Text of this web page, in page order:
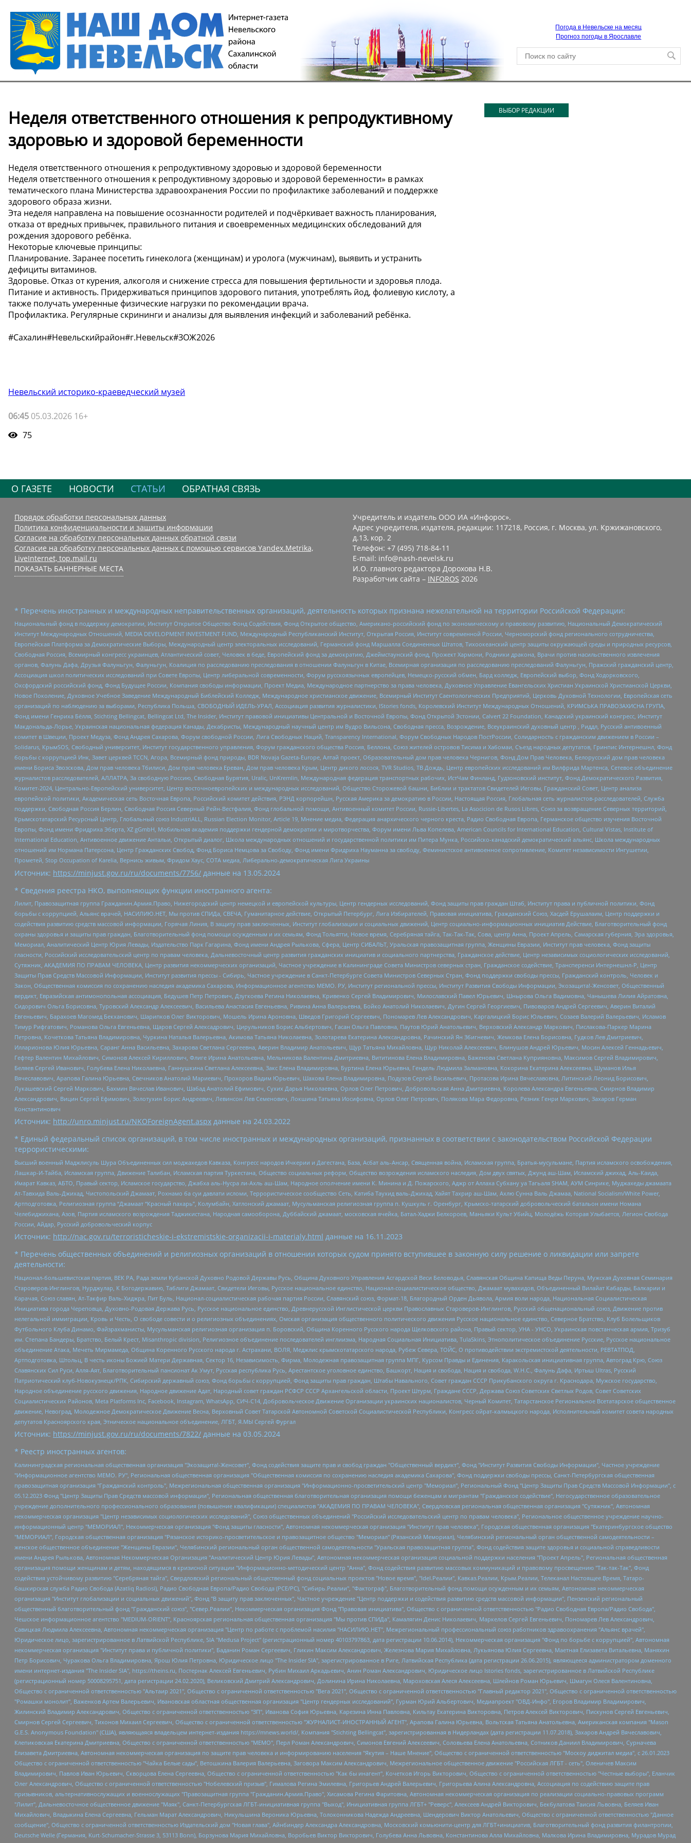
Погода в Невельске на месяц
Прогноз погоды в Ярославле
Неделя ответственного отношения к репродуктивному
здоровью и здоровой беременности
Неделя ответственного отношения к репродуктивному здоровью и здоровой беременности
Неделя ответственного отношения к репродуктивному здоровью и здоровой беременности» в рамках
тематического плана Министерства здравоохранения России по профилактике заболеваний и поддержке
здорового образа жизни.
Эта неделя направлена на повышение осознанности родителей и подчёркивает важность планирования,
отказа от вредных привычек, правильного питания и своевременных медицинских обследований для
рождения здорового ребёнка.
Некоторые ключевые принципы:
Планирование. Заранее посетить гинеколога (женщинам) и уролога (мужчинам), выявить и устранить
дефициты витаминов.
Здоровье. Отказ от курения, алкоголя и снижение стресса для повышения фертильности и здоровья плода.
Питание и активность. Придерживаться принципов здорового питания, употреблять йод, фолиевую кислоту, а
также получать умеренные физические нагрузки по рекомендации врача.
Профилактика. Регулярные скрининги и анализы для выявления инфекций и заболеваний ребёнка.
#Сахалин#Невельскийрайон#г.Невельск#ЗОЖ2026
Невельский историко-краеведческий музей
06:45 05.03.2026 16+
75
ВЫБОР РЕДАКЦИИ
О ГАЗЕТЕ НОВОСТИ СТАТЬИ ОБРАТНАЯ СВЯЗЬ
Порядок обработки персональных данных
Политика конфиденциальности и защиты информации
Согласие на обработку персональных данных обратной связи
Согласие на обработку персональных данных с помощью сервисов Yandex.Metrika,
LiveInternet, top.mail.ru
ПОКАЗАТЬ БАННЕРНЫЕ МЕСТА
Учредитель и издатель ООО ИА «Инфорос».
Адрес учредителя, издателя, редакции: 117218, Россия, г. Москва, ул. Кржижановского,
д.13, кор. 2
Телефон: +7 (495) 718-84-11
E-mail: info@nash-nevelsk.ru
И.О. главного редактора Дорохова Н.В.
Разработчик сайта – INFOROS 2026
* Перечень иностранных и международных неправительственных организаций, деятельность которых признана нежелательной на территории Российской Федерации:
Национальный фонд в поддержку демократии, Институт Открытое Общество Фонд Содействия, Фонд Открытое общество, Американо-российский фонд по экономическому и правовому развитию, Национальный Демократический
Институт Международных Отношений, MEDIA DEVELOPMENT INVESTMENT FUND, Международный Республиканский Институт, Открытая Россия, Институт современной России, Черноморский фонд регионального сотрудничества,
Европейская Платформа за Демократические Выборы, Международный центр электоральных исследований, Германский фонд Маршалла Соединенных Штатов, Тихоокеанский центр защиты окружающей среды и природных ресурсов,
Свободная Россия, Всемирный конгресс украинцев, Атлантический совет, Человек в беде, Европейский фонд за демократию, Джеймстаунский фонд, Прожект Хармони, Родники дракона, Врачи против насильственного извлечения
органов, Фалунь Дафа, Друзья Фалуньгун, Фалуньгун, Коалиция по расследованию преследования в отношении Фалуньгун в Китае, Всемирная организация по расследованию преследований Фалуньгун, Пражский гражданский центр,
Ассоциация школ политических исследований при Совете Европы, Центр либеральной современности, Форум русскоязычных европейцев, Немецко-русский обмен, Бард колледж, Европейский выбор, Фонд Ходорковского,
Оксфордский российский фонд, Фонд Будущее России, Компания свободы информации, Проект Медиа, Международное партнерство за права человека, Духовное Управление Евангельских Христиан Украинской Христианской Церкви,
Новое Поколение, Духовное Учебное Заведение Международный Библейский Колледж, Международное христианское движение, Всемирный Институт Саентологических Предприятий, Церковь Духовной Технологии, Европейская сеть
организаций по наблюдению за выборами, Республика Польша, СВОБОДНЫЙ ИДЕЛЬ-УРАЛ, Ассоциация развития журналистики, IStories fonds, Королевский Институт Международных Отношений, КРИМСЬКА ПРАВОЗАХИСНА ГРУПА,
Фонд имени Генриха Бёлля, Stichting Bellingcat, Bellingcat Ltd, The Insider, Институт правовой инициативы Центральной и Восточной Европы, Фонд Открытой Эстонии, Calvert 22 Foundation, Канадский украинский конгресс, Институт
Макдональда-Лорье, Украинская национальная федерация Канады, Декабристы, Международный научный центр им Вудро Вильсона, Свободная пресса, Возрождение, Всеукраинский духовный центр , Риддл, Русский антивоенный
комитет в Швеции, Проект Медуза, Фонд Андрея Сахарова, Форум свободной России, Лига Свободных Наций, Transparеncy International, Форум Свободных Народов ПостРоссии, Солидарность с гражданским движением в России –
Solidarus, КрымSOS, Свободный университет, Институт государственного управления, Форум гражданского общества Россия, Беллона, Союз жителей островов Тисима и Хабомаи, Съезд народных депутатов, Гринпис Интернешнл, Фонд
борьбы с коррупцией Инк, Завет церквей TCCN, Агора, Всемирный фонд природы, BDR Novaja Gazeta-Europe, Алтай проект, Образовательный дом прав человека Чернигов, Фонд Дом Прав Человека, Белорусский дом прав человека
имени Бориса Звозскова, Дом прав человека Тбилиси, Дом прав человека Ереван, Дом прав человека Крым, Центр дикого лосося, TVR Studios, ТВ Дождь, Центр европейских исследований им Вилфрида Мартенса, Сетевое объединение
журналистов расследователей, АЛЛАТРА, За свободную Россию, Свободная Бурятия, Uralic, UnKremlin, Международная федерация транспортных рабочих, ИстЧам Финланд, Гудзоновский институт, Фонд Демократического Развития,
Комитет-2024, Центрально-Европейский университет, Центр восточноевропейских и международных исследований, Общество Сторожевой башни, Библии и трактатов Свидетелей Иеговы, Гражданский Совет, Центр анализа
европейской политики, Академическая сеть Восточная Европа, Российский комитет действия, РЭНД корпорейшн, Русская Америка за демократию в России, Настоящая Россия, Глобальная сеть журналистов-расследователей, Служба
поддержки, Свободная Россия Берлин, Свободная Россия Северный Рейн-Вестфалия, Фонд глобальной помощи, Антивоенный комитет России, Russie-Libertes, La Asocicion de Rusos Libres, Союз за возвращение Северных территорий,
Крымскотатарский Ресурсный Центр, Глобальный союз IndustriALL, Russian Election Monitor, Article 19, Мнение медиа, Федерация анархического черного креста, Радио Свободная Европа, Германское общество изучения Восточной
Европы, Фонд имени Фридриха Эберта, XZ gGmbH, Мобильная академия поддержки гендерной демократии и миротворчества, Форум имени Льва Копелева, American Councils for International Education, Cultural Vistas, Institute of
International Education, Антивоенное движение Антальи, Открытый диалог, Школа международных отношений и государственной политики им Питера Мунка, Российско-канадский демократический альянс, Школа международных
отношений им Нормана Патерсона, Центр Гражданских Свобод, Фонд Бориса Немцова за Свободу, Фонд имени Фридриха Науманна за свободу, Феминистское антивоенное сопротивление, Комитет независимости Ингушетии,
Прометей, Stop Occupation of Karelia, Вернись живым, Фридом Хаус, СОТА медиа, Либерально-демократическая Лига Украины
Источник: https://minjust.gov.ru/ru/documents/7756/ данные на 13.05.2024
* Сведения реестра НКО, выполняющих функции иностранного агента:
Лилит, Правозащитная группа Гражданин.Армия.Право, Нижегородский центр немецкой и европейской культуры, Центр гендерных исследований, Фонд защиты прав граждан Штаб, Институт права и публичной политики, Фонд
борьбы с коррупцией, Альянс врачей, НАСИЛИЮ.НЕТ, Мы против СПИДа, СВЕЧА, Гуманитарное действие, Открытый Петербург, Лига Избирателей, Правовая инициатива, Гражданский Союз, Хасдей Ерушалаим, Центр поддержки и
содействия развитию средств массовой информации, Горячая Линия, В защиту прав заключенных, Институт глобализации и социальных движений, Центр социально-информационных инициатив Действие, Благотворительный фонд
охраны здоровья и защиты прав граждан, Благотворительный фонд помощи осужденным и их семьям, Фонд Тольятти, Новое время, Серебряная тайга, Так-Так-Так, Сова, центр Анна, Проект Апрель, Самарская губерния, Эра здоровья,
Мемориал, Аналитический Центр Юрия Левады, Издательство Парк Гагарина, Фонд имени Андрея Рылькова, Сфера, Центр СИБАЛЬТ, Уральская правозащитная группа, Женщины Евразии, Институт прав человека, Фонд защиты
гласности, Российский исследовательский центр по правам человека, Дальневосточный центр развития гражданских инициатив и социального партнерства, Гражданское действие, Центр независимых социологических исследований,
Сутяжник, АКАДЕМИЯ ПО ПРАВАМ ЧЕЛОВЕКА, Центр развития некоммерческих организаций, Частное учреждение в Калининграде Совета Министров северных стран, Гражданское содействие, Трансперенси Интернешнл-Р, Центр
Защиты Прав Средств Массовой Информации, Институт развития прессы - Сибирь, Частное учреждение в Санкт-Петербурге Совета Министров Северных Стран, Фонд поддержки свободы прессы, Гражданский контроль, Человек и
Закон, Общественная комиссия по сохранению наследия академика Сахарова, Информационное агентство МЕМО. РУ, Институт региональной прессы, Институт Развития Свободы Информации, Экозащита!-Женсовет, Общественный
вердикт, Евразийская антимонопольная ассоциация, Бедушев Петр Петрович, Дзугкоева Регина Николаевна, Кривенко Сергей Владимирович, Милославский Павел Юрьевич, Шнырова Ольга Вадимовна, Чанышева Лилия Айратовна,
Сидорович Ольга Борисовна, Туровский Александр Алексеевич, Васильева Анастасия Евгеньевна, Ривина Анна Валерьевна, Бойко Анатолий Николаевич, Дугин Сергей Георгиевич, Пивоваров Андрей Сергеевич, Аверин Виталий
Евгеньевич, Барахоев Магомед Бекханович, Шарипков Олег Викторович, Мошель Ирина Ароновна, Шведов Григорий Сергеевич, Пономарев Лев Александрович, Каргалицкий Борис Юльевич, Созаев Валерий Валерьевич, Исламов
Тимур Рифгатович, Романова Ольга Евгеньевна, Щаров Сергей Алексадрович, Цирульников Борис Альбертович, Гасан Ольга Павловна, Паутов Юрий Анатольевич, Верховский Александр Маркович, Пислакова-Паркер Марина
Петровна, Кочеткова Татьяна Владимировна, Чуркина Наталья Валерьевна, Акимова Татьяна Николаевна, Золотарева Екатерина Александровна, Рачинский Ян Збигневич, Жемкова Елена Борисовна, Гудков Лев Дмитриевич,
Илларионова Юлия Юрьевна, Саранг Анна Васильевна, Захарова Светлана Сергеевна, Аверин Владимир Анатольевич, Щур Татьяна Михайловна, Щур Николай Алексеевич, Блинушов Андрей Юрьевич, Мосин Алексей Геннадьевич,
Гефтер Валентин Михайлович, Симонов Алексей Кириллович, Флиге Ирина Анатольевна, Мельникова Валентина Дмитриевна, Вититинова Елена Владимировна, Баженова Светлана Куприяновна, Максимов Сергей Владимирович,
Беляев Сергей Иванович, Голубева Елена Николаевна, Ганнушкина Светлана Алексеевна, Закс Елена Владимировна, Буртина Елена Юрьевна, Гендель Людмила Залмановна, Кокорина Екатерина Алексеевна, Шуманов Илья
Вячеславович, Арапова Галина Юрьевна, Свечников Анатолий Мариевич, Прохоров Вадим Юрьевич, Шахова Елена Владимировна, Подузов Сергей Васильевич, Протасова Ирина Вячеславовна, Литинский Леонид Борисович,
Лукашевский Сергей Маркович, Бахмин Вячеслав Иванович, Шабад Анатолий Ефимович, Сухих Дарья Николаевна, Орлов Олег Петрович, Добровольская Анна Дмитриевна, Королева Александра Евгеньевна, Смирнов Владимир
Александрович, Вицин Сергей Ефимович, Золотухин Борис Андреевич, Левинсон Лев Семенович, Локшина Татьяна Иосифовна, Орлов Олег Петрович, Полякова Мара Федоровна, Резник Генри Маркович, Захаров Герман
Константинович
Источник: http://unro.minjust.ru/NKOForeignAgent.aspx данные на 24.03.2022
* Единый федеральный список организаций, в том числе иностранных и международных организаций, признанных в соответствии с законодательством Российской Федерации
террористическими:
Высший военный Маджлисуль Шура Объединенных сил моджахедов Кавказа, Конгресс народов Ичкерии и Дагестана, База, Асбат аль-Ансар, Священная война, Исламская группа, Братья-мусульмане, Партия исламского освобождения,
Лашкар-И-Тайба, Исламская группа, Движение Талибан, Исламская партия Туркестана, Общество социальных реформ, Общество возрождения исламского наследия, Дом двух святых, Джунд аш-Шам, Исламский джихад, Аль-Каида,
Имарат Кавказ, АБТО, Правый сектор, Исламское государство, Джабха аль-Нусра ли-Ахль аш-Шам, Народное ополчение имени К. Минина и Д. Пожарского, Аджр от Аллаха Субхану уа Тагьаля SHAM, АУМ Синрике, Муджахеды джамаата
Ат-Тавхида Валь-Джихад, Чистопольский Джамаат, Рохнамо ба суи давлати исломи, Террористическое сообщество Сеть, Катиба Таухид валь-Джихад, Хайят Тахрир аш-Шам, Ахлю Сунна Валь Джамаа, National Socialism/White Power,
Артподготовка, Религиозная группа “Джамаат “Красный пахарь”, Колумбайн, Хатлонский джамаат, Мусульманская религиозная группа п. Кушкуль г. Оренбург, Крымско-татарский добровольческий батальон имени Номана
Челебиджихана, Азов, Партия исламского возрождения Таджикистана, Народная самооборона, Дуббайский джамаат, московская ячейка, Батал-Хаджи Белхороев, Маньяки Культ Убийц, Молодёжь Которая Улыбается, Легион Свобода
России, Айдар, Русский добровольческий корпус
Источник: http://nac.gov.ru/terroristicheskie-i-ekstremistskie-organizacii-i-materialy.html данные на 16.11.2023
* Перечень общественных объединений и религиозных организаций в отношении которых судом принято вступившее в законную силу решение о ликвидации или запрете
деятельности:
Национал-большевистская партия, ВЕК РА, Рада земли Кубанской Духовно Родовой Державы Русь, Община Духовного Управления Асгардской Веси Беловодья, Славянская Община Капища Веды Перуна, Мужская Духовная Семинария
Староверов-Инглингов, Нурджулар, К Богодержавию, Таблиги Джамаат, Свидетели Иеговы, Русское национальное единство, Национал-социалистическое общество, Джамаат мувахидов, Объединенный Вилайат Кабарды, Балкарии и
Карачая, Союз славян, Ат-Такфир Валь-Хиджра, Пит Буль, Национал-социалистическая рабочая партия России, Славянский союз, Формат-18, Благородный Орден Дьявола, Армия воли народа, Национальная Социалистическая
Инициатива города Череповца, Духовно-Родовая Держава Русь, Русское национальное единство, Древнерусской Инглистической церкви Православных Староверов-Инглингов, Русский общенациональный союз, Движение против
нелегальной иммиграции, Кровь и Честь, О свободе совести и о религиозных объединениях, Омская организация общественного политического движения Русское национальное единство, Северное Братство, Клуб Болельщиков
Футбольного Клуба Динамо, Файзрахманисты, Мусульманская религиозная организация п. Боровский, Община Коренного Русского народа Щелковского района, Правый сектор, УНА - УНСО, Украинская повстанческая армия, Тризуб
им. Степана Бандеры, Братство, Белый Крест, Misanthropic division, Религиозное объединение последователей инглиизма, Народная Социальная Инициатива, TulaSkins, Этнополитическое объединение Русские, Русское национальное
объединение Атака, Мечеть Мирмамеда, Община Коренного Русского народа г. Астрахани, ВОЛЯ, Меджлис крымскотатарского народа, Рубеж Севера, ТОЙС, О противодействии экстремистской деятельности, РЕВТАТПОД,
Артподготовка, Штольц, В честь иконы Божией Матери Державная, Сектор 16, Независимость, Фирма, Молодежная правозащитная группа МПГ, Курсом Правды и Единения, Каракольская инициативная группа, Автоград Крю, Союз
Славянских Сил Руси, Алля-Аят, Благотворительный пансионат Ак Умут, Русская республика Русь, Арестантское уголовное единство, Башкорт, Нация и свобода, Нация и свобода, W.H.С., Фалунь Дафа, Иртыш Ultras, Русский
Патриотический клуб-Новокузнецк/РПК, Сибирский державный союз, Фонд борьбы с коррупцией, Фонд защиты прав граждан, Штабы Навального, Совет граждан СССР Прикубанского округа г. Краснодара, Мужское государство,
Народное объединение русского движения, Народное движение Адат, Народный совет граждан РСФСР СССР Архангельской области, Проект Штурм, Граждане СССР, Держава Союз Советских Светлых Родов, Совет Советских
Социалистических Районов, Meta Platforms Inc, Facebook, Instagram, WhatsApp, СИЧ-С14, Добровольческое Движение Организации украинских националистов, Черный Комитет, Татарстанское Региональное Всетатарское общественное
движение, Невоград, Молодежное Демократическое Движение Весна, Верховный Совет Татарской Автономной Советской Социалистической Республики, Конгресс ойрат-калмыцкого народа, Исполнительный комитет совета народных
депутатов Красноярского края, Этническое национальное объединение, ЛГБТ, Я.МЫ Сергей Фургал
Источник: https://minjust.gov.ru/ru/documents/7822/ данные на 03.05.2024
* Реестр иностранных агентов:
Калининградская региональная общественная организация "Экозащита!-Женсовет", Фонд содействия защите прав и свобод граждан "Общественный вердикт", Фонд "Институт Развития Свободы Информации", Частное учреждение "Информационное агентство МЕМО. РУ", Региональная общественная организация "Общественная комиссия по сохранению наследия академика Сахарова", Фонд поддержки свободы прессы, Санкт-Петербургская общественная правозащитная организация "Гражданский контроль", Межрегиональная общественная организация "Информационно-просветительский центр "Мемориал", Региональный Фонд "Центр Защиты Прав Средств Массовой Информации", с 05.12.2023 Фонд "Центр Защиты Прав Средств массовой информации", Региональная общественная благотворительная организация помощи беженцам и мигрантам "Гражданское содействие", Негосударственное образовательное учреждение дополнительного профессионального образования (повышение квалификации) специалистов "АКАДЕМИЯ ПО ПРАВАМ ЧЕЛОВЕКА", Свердловская региональная общественная организация "Сутяжник", Автономная некоммерческая организация "Центр независимых социологических исследований", Союз общественных объединений "Российский исследовательский центр по правам человека", Региональное общественное учреждение научно-информационный центр "МЕМОРИАЛ", Некоммерческая организация "Фонд защиты гласности", Автономная некоммерческая организация "Институт прав человека", Городская общественная организация "Екатеринбургское общество "МЕМОРИАЛ", Городская общественная организация "Рязанское историко-просветительское и правозащитное общество "Мемориал" (Рязанский Мемориал), Челябинский региональный орган общественной самодеятельности – женское общественное объединение "Женщины Евразии", Челябинский региональный орган общественной самодеятельности "Уральская правозащитная группа", Фонд содействия защите здоровья и социальной справедливости имени Андрея Рылькова, Автономная Некоммерческая Организация "Аналитический Центр Юрия Левады", Автономная некоммерческая организация социальной поддержки населения "Проект Апрель", Региональная общественная организация помощи женщинам и детям, находящимся в кризисной ситуации "Информационно-методический центр "Анна", Фонд содействия развитию массовых коммуникаций и правовому просвещению "Так-так-Так", Фонд содействия устойчивому развитию "Серебряная тайга", Свердловский региональный общественный фонд социальных проектов "Новое время", "Idel.Реалии", Кавказ.Реалии, Крым.Реалии, Телеканал Настоящее Время, Татаро-башкирская служба Радио Свобода (Azatliq Radiosi), Радио Свободная Европа/Радио Свобода (PCE/PC), "Сибирь.Реалии", "Фактограф", Благотворительный фонд помощи осужденным и их семьям, Автономная некоммерческая организация "Институт глобализации и социальных движений", Фонд "В защиту прав заключенных", Частное учреждение "Центр поддержки и содействия развитию средств массовой информации", Пензенский региональный общественный благотворительный фонд "Гражданский союз", "Север.Реалии", Некоммерческая организация Фонд "Правовая инициатива", Общество с ограниченной ответственностью "Радио Свободная Европа/Радио Свобода", Чешское информационное агентство "MEDIUM-ORIENT", Красноярская региональная общественная организация "Мы против СПИДа", Камалягин Денис Николаевич, Маркелов Сергей Евгеньевич, Пономарев Лев Александрович, Савицкая Людмила Алексеевна, Автономная некоммерческая организация "Центр по работе с проблемой насилия "НАСИЛИЮ.НЕТ", Межрегиональный профессиональный союз работников здравоохранения "Альянс врачей", Юридическое лицо, зарегистрированное в Латвийской Республике, SIA "Medusa Project" (регистрационный номер 40103797863, дата регистрации 10.06.2014), Некоммерческая организация "Фонд по борьбе с коррупцией", Автономная некоммерческая организация "Институт права и публичной политики", Баданин Роман Сергеевич, Гликин Максим Александрович, Железнова Мария Михайловна, Лукьянова Юлия Сергеевна, Маетная Елизавета Витальевна, Маняхин Петр Борисович, Чуракова Ольга Владимировна, Ярош Юлия Петровна, Юридическое лицо "The Insider SIA", зарегистрированное в Риге, Латвийская Республика (дата регистрации 26.06.2015), являющееся администратором доменного имени интернет-издания "The Insider SIA", https://theins.ru, Постернак Алексей Евгеньевич, Рубин Михаил Аркадьевич, Анин Роман Александрович, Юридическое лицо Istories fonds, зарегистрированное в Латвийской Республике (регистрационный номер 50008295751, дата регистрации 24.02.2020), Великовский Дмитрий Александрович, Долинина Ирина Николаевна, Мароховская Алеся Алексеевна, Шлейнов Роман Юрьевич, Шмагун Олеся Валентиновна, Общество с ограниченной ответственностью "Альтаир 2021", Общество с ограниченной ответственностью "Вега 2021", Общество с ограниченной ответственностью "Главный редактор 2021", Общество с ограниченной ответственностью "Ромашки монолит", Важенков Артем Валерьевич, Ивановская областная общественная организация "Центр гендерных исследований", Гурман Юрий Альбертович, Медиапроект "ОВД-Инфо", Егоров Владимир Владимирович, Жилинский Владимир Александрович, Общество с ограниченной ответственностью "ЗП", Иванова София Юрьевна, Карезина Инна Павловна, Кильтау Екатерина Викторовна, Петров Алексей Викторович, Пискунов Сергей Евгеньевич, Смирнов Сергей Сергеевич, Тихонов Михаил Сергеевич, Общество с ограниченной ответственностью "ЖУРНАЛИСТ-ИНОСТРАННЫЙ АГЕНТ", Арапова Галина Юрьевна, Вольтская Татьяна Анатольевна, Американская компания "Mason G.E.S. Anonymous Foundation" (США), являющаяся владельцем интернет-издания https://mnews.world/, Компания "Stichting Bellingcat", зарегистрированная в Нидерландах (дата регистрации 11.07.2018), Захаров Андрей Вячеславович, Клепиковская Екатерина Дмитриевна, Общество с ограниченной ответственностью "МЕМО", Перл Роман Александрович, Симонов Евгений Алексеевич, Соловьева Елена Анатольевна, Сотников Даниил Владимирович, Сурначева Елизавета Дмитриевна, Автономная некоммерческая организация по защите прав человека и информированию населения "Якутия – Наше Мнение", Общество с ограниченной ответственностью "Москоу диджитал медиа", с 26.01.2023 Общество с ограниченной ответственностью "Чайка Белые сады", Ветошкина Валерия Валерьевна, Заговора Максим Александрович, Межрегиональное общественное движение "Российская ЛГБТ - сеть", Оленичев Максим Владимирович, Павлов Иван Юрьевич, Скворцова Елена Сергеевна, Общество с ограниченной ответственностью "Как бы инагент", Кочетков Игорь Викторович, Общество с ограниченной ответственностью "Честные выборы", Еланчик Олег Александрович, Общество с ограниченной ответственностью "Нобелевский призыв", Гималова Регина Эмилевна, Григорьев Андрей Валерьевич, Григорьева Алина Александровна, Ассоциация по содействию защите прав призывников, альтернативнослужащих и военнослужащих "Правозащитная группа "Гражданин.Армия.Право", Хисамова Регина Фаритовна, Автономная некоммерческая организация по реализации социально-правовых программ "Лилит", Дальневосточное общественное движение "Маяк", Санкт-Петербургская ЛГБТ-инициативная группа "Выход", Инициативная группа ЛГБТ+ "Реверс", Алексеев Андрей Викторович, Бекбулатова Таисия Львовна, Беляев Иван Михайлович, Владыкина Елена Сергеевна, Гельман Марат Александрович, Никульшина Вероника Юрьевна, Толоконникова Надежда Андреевна, Шендерович Виктор Анатольевич, Общество с ограниченной ответственностью "Данное сообщение", Общество с ограниченной ответственностью Издательский дом "Новая глава", Айнбиндер Александра Александровна, Московский комьюнити-центр для ЛГБТ+инициатив, Благотворительный фонд развития филантропии, Deutsche Welle (Германия, Kurt-Schumacher-Strasse 3, 53113 Bonn), Борзунова Мария Михайловна, Воробьев Виктор Викторович, Голубева Анна Львовна, Константинова Алла Михайловна, Малкова Ирина Владимировна, Мурадов Мурад Абдулгалимович, Осетинская Елизавета Николаевна, Понасенков Евгений Николаевич, Ганапольский Матвей Юрьевич, Киселев Евгений Алексеевич, Борухович Ирина Григорьевна, Дремин Иван Тимофеевич, Дубровский Дмитрий Викторович, Красноярская региональная общественная организация поддержки и развития альтернативных образовательных технологий и межкультурных коммуникаций "ИНТЕРРА", Маяковская Екатерина Алексеевна, Фейгин Марк Захарович, Филимонов Андрей Викторович, Дзугкоева Регина Николаевна, Доброхотов Роман Александрович, Дудь Юрий Александрович, Елкин Сергей Владимирович, Кругликов Кирилл Игоревич, Сабунаева Мария Леонидовна, Семенов Алексей Владимирович, Шаинян Карен Багратович, Шульман Екатерина Михайловна, Асафьев Артур Валерьевич, Вахштайн Виктор Семенович, Венедиктов Алексей Алексеевич, Лушникова Екатерина Евгеньевна, Волков Леонид Михайлович, Невзоров Александр Глебович, Пархоменко Сергей Борисович, Сироткин Ярослав Николаевич, Кара-Мурза Владимир Владимирович, Баранова Наталья Владимировна, Гозман Леонид Яковлевич, Кагарлицкий Борис Юльевич, Климарев Михаил Валерьевич, Милов Владимир Станиславович, Автономная некоммерческая организация Краснодарский центр современного искусства "Типография", Моргенштерн Алишер Тагирович, Соболь Любовь Эдуардовна, Общество с ограниченной ответственностью "ЛИЗА НОРМ", Каспаров Гарри Кимович, Ходорковский Михаил Борисович, Общество с ограниченной ответственностью "Апрельские тезисы", Данилович Ирина Брониславовна, Кашин Олег Владимирович, Петров Николай Владимирович, Пивоваров Алексей Владимирович, Соколов Михаил Владимирович, Цветкова Юлия Владимировна, Чичваркин Евгений Александрович, Комитет против пыток/Команда против пыток, Общество с ограниченной ответственностью "Первый научный", Общество с ограниченной ответственностью "Вертолет и ко", Белоцерковская Вероника Борисовна, Кац Максим Евгеньевич, Лазарева Татьяна Юрьевна, Шаведдинов Руслан Табризович, Яшин Илья Валерьевич, Общество с ограниченной ответственностью "Иноагент ААВ", Алешковский Дмитрий Петрович, Альбац Евгения Марковна, Быков Дмитрий Львович, Галямина Юлия Евгеньевна, Лойко Сергей Леонидович, Мартынов Кирилл Константинович, Медведев Сергей Александрович, Крашенинников Федор Геннадиевич, Гордеева Катерина Вл